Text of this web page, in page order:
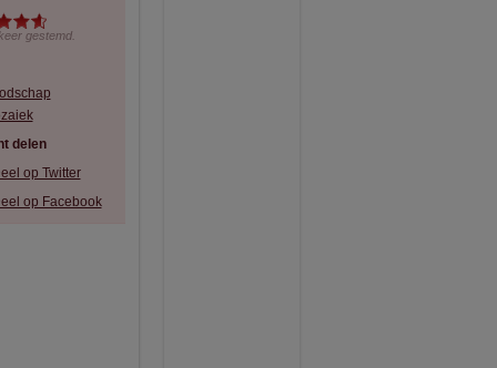
gestemd.
delen
op Twitter
op Facebook